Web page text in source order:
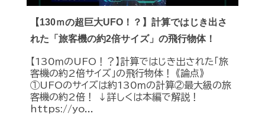
【130ｍの超巨大UFO！？】計算ではじき出さ
れた「旅客機の約2倍サイズ」の飛行物体！
【130ｍのUFO！？】計算ではじき出された「旅
客機の約2倍サイズ」の飛行物体！ 《論点》
①UFOのサイズは約130ｍの計算②最大級の旅
客機の約2倍！ ↓詳しくは本編で解説！
https://yo...